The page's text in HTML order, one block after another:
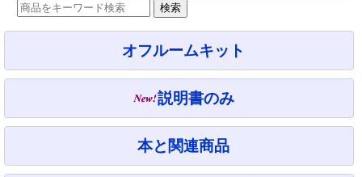
オフルームキット
説明書のみ
本と関連商品